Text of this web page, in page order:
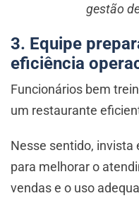
gestão
3. Equipe
eficiência
Funcionários bem
um restaurante
Nesse sentido,
para melhorar o
vendas e o uso